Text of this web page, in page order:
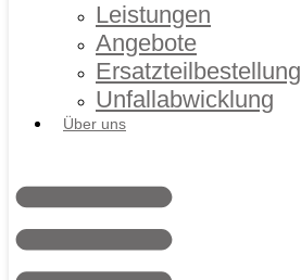
Leistungen
Angebote
Ersatzteilbestellung
Unfallabwicklung
Über uns